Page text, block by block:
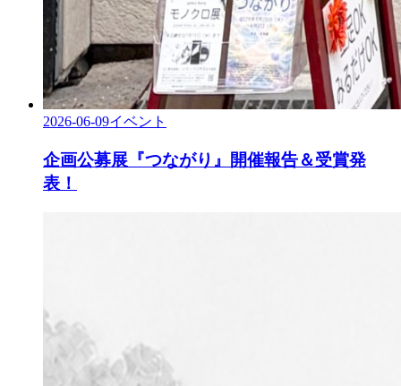
2026-06-09イベント
企画公募展『つながり』開催報告＆受賞発
表！